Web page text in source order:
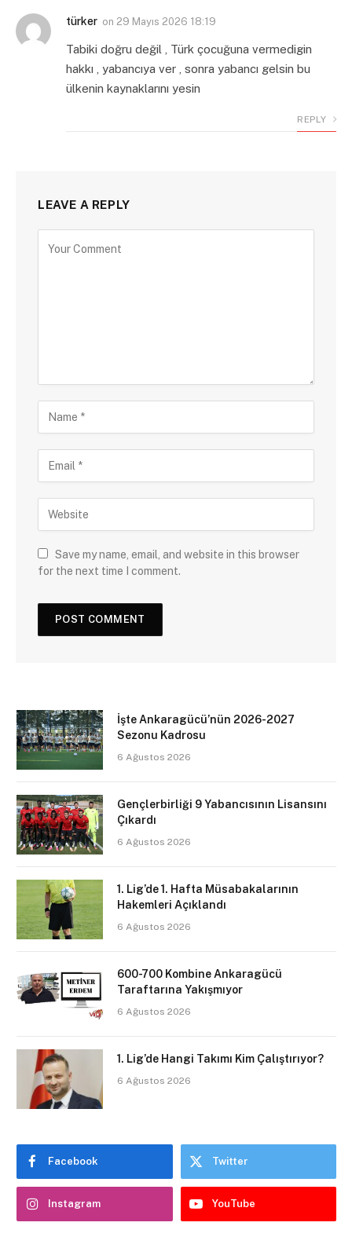
türker on 29 Mayıs 2026 18:19
Tabiki doğru değil , Türk çocuğuna vermedigin
hakkı , yabancıya ver , sonra yabancı gelsin bu
ülkenin kaynaklarını yesin
REPLY
LEAVE A REPLY
Save my name, email, and website in this browser
for the next time I comment.
İşte Ankaragücü’nün 2026-2027
Sezonu Kadrosu
6 Ağustos 2026
Gençlerbirliği 9 Yabancısının Lisansını
Çıkardı
6 Ağustos 2026
1. Lig’de 1. Hafta Müsabakalarının
Hakemleri Açıklandı
6 Ağustos 2026
600-700 Kombine Ankaragücü
Taraftarına Yakışmıyor
6 Ağustos 2026
1. Lig’de Hangi Takımı Kim Çalıştırıyor?
6 Ağustos 2026
Facebook Twitter
Instagram YouTube